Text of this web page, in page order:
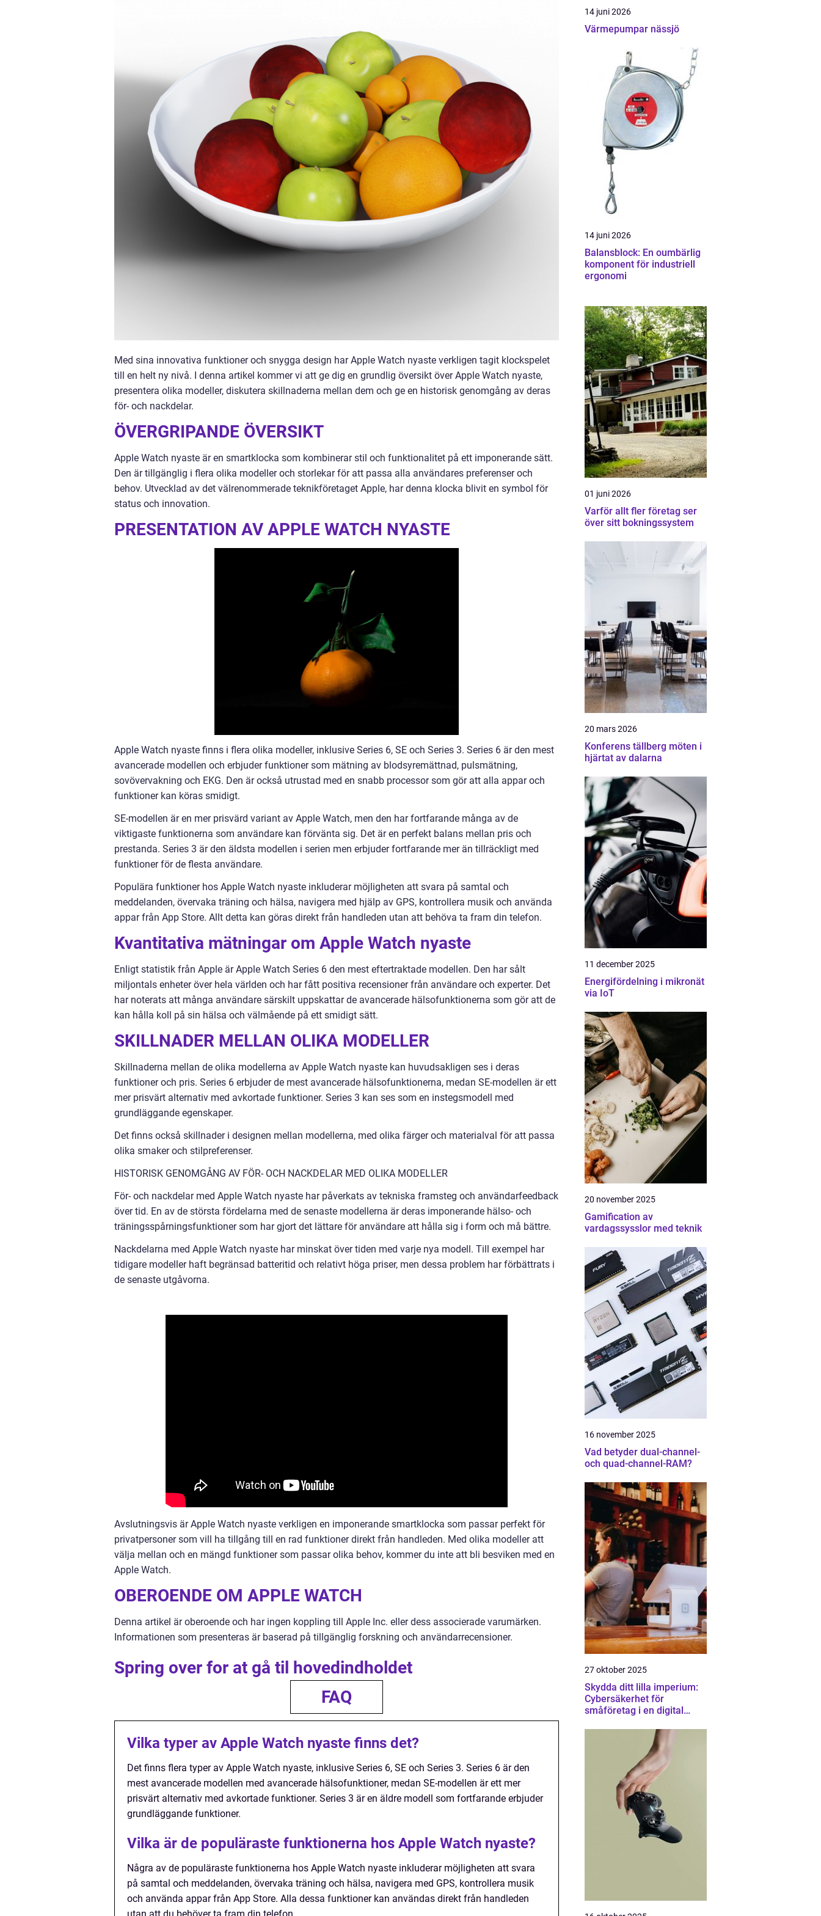
Med sina innovativa funktioner och snygga design har Apple Watch nyaste verkligen tagit klockspelet
till en helt ny nivå. I denna artikel kommer vi att ge dig en grundlig översikt över Apple Watch nyaste,
presentera olika modeller, diskutera skillnaderna mellan dem och ge en historisk genomgång av deras
för- och nackdelar.
ÖVERGRIPANDE ÖVERSIKT
Apple Watch nyaste är en smartklocka som kombinerar stil och funktionalitet på ett imponerande sätt.
Den är tillgänglig i flera olika modeller och storlekar för att passa alla användares preferenser och
behov. Utvecklad av det välrenommerade teknikföretaget Apple, har denna klocka blivit en symbol för
status och innovation.
PRESENTATION AV APPLE WATCH NYASTE
Apple Watch nyaste finns i flera olika modeller, inklusive Series 6, SE och Series 3. Series 6 är den mest
avancerade modellen och erbjuder funktioner som mätning av blodsyremättnad, pulsmätning,
sovövervakning och EKG. Den är också utrustad med en snabb processor som gör att alla appar och
funktioner kan köras smidigt.
SE-modellen är en mer prisvärd variant av Apple Watch, men den har fortfarande många av de
viktigaste funktionerna som användare kan förvänta sig. Det är en perfekt balans mellan pris och
prestanda. Series 3 är den äldsta modellen i serien men erbjuder fortfarande mer än tillräckligt med
funktioner för de flesta användare.
Populära funktioner hos Apple Watch nyaste inkluderar möjligheten att svara på samtal och
meddelanden, övervaka träning och hälsa, navigera med hjälp av GPS, kontrollera musik och använda
appar från App Store. Allt detta kan göras direkt från handleden utan att behöva ta fram din telefon.
Kvantitativa mätningar om Apple Watch nyaste
Enligt statistik från Apple är Apple Watch Series 6 den mest eftertraktade modellen. Den har sålt
miljontals enheter över hela världen och har fått positiva recensioner från användare och experter. Det
har noterats att många användare särskilt uppskattar de avancerade hälsofunktionerna som gör att de
kan hålla koll på sin hälsa och välmående på ett smidigt sätt.
SKILLNADER MELLAN OLIKA MODELLER
Skillnaderna mellan de olika modellerna av Apple Watch nyaste kan huvudsakligen ses i deras
funktioner och pris. Series 6 erbjuder de mest avancerade hälsofunktionerna, medan SE-modellen är ett
mer prisvärt alternativ med avkortade funktioner. Series 3 kan ses som en instegsmodell med
grundläggande egenskaper.
Det finns också skillnader i designen mellan modellerna, med olika färger och materialval för att passa
olika smaker och stilpreferenser.
HISTORISK GENOMGÅNG AV FÖR- OCH NACKDELAR MED OLIKA MODELLER
För- och nackdelar med Apple Watch nyaste har påverkats av tekniska framsteg och användarfeedback
över tid. En av de största fördelarna med de senaste modellerna är deras imponerande hälso- och
träningsspårningsfunktioner som har gjort det lättare för användare att hålla sig i form och må bättre.
Nackdelarna med Apple Watch nyaste har minskat över tiden med varje nya modell. Till exempel har
tidigare modeller haft begränsad batteritid och relativt höga priser, men dessa problem har förbättrats i
de senaste utgåvorna.
Avslutningsvis är Apple Watch nyaste verkligen en imponerande smartklocka som passar perfekt för
privatpersoner som vill ha tillgång till en rad funktioner direkt från handleden. Med olika modeller att
välja mellan och en mängd funktioner som passar olika behov, kommer du inte att bli besviken med en
Apple Watch.
OBEROENDE OM APPLE WATCH
Denna artikel är oberoende och har ingen koppling till Apple Inc. eller dess associerade varumärken.
Informationen som presenteras är baserad på tillgänglig forskning och användarrecensioner.
Spring over for at gå til hovedindholdet
FAQ
Vilka typer av Apple Watch nyaste finns det?
Det finns flera typer av Apple Watch nyaste, inklusive Series 6, SE och Series 3. Series 6 är den
mest avancerade modellen med avancerade hälsofunktioner, medan SE-modellen är ett mer
prisvärt alternativ med avkortade funktioner. Series 3 är en äldre modell som fortfarande erbjuder
grundläggande funktioner.
Vilka är de populäraste funktionerna hos Apple Watch nyaste?
Några av de populäraste funktionerna hos Apple Watch nyaste inkluderar möjligheten att svara
på samtal och meddelanden, övervaka träning och hälsa, navigera med GPS, kontrollera musik
och använda appar från App Store. Alla dessa funktioner kan användas direkt från handleden
14 juni 2026
Värmepumpar nässjö
14 juni 2026
Balansblock: En oumbärlig
komponent för industriell
ergonomi
01 juni 2026
Varför allt fler företag ser
över sitt bokningssystem
20 mars 2026
Konferens tällberg möten i
hjärtat av dalarna
11 december 2025
Energifördelning i mikronät
via IoT
20 november 2025
Gamification av
vardagssysslor med teknik
16 november 2025
Vad betyder dual-channel-
och quad-channel-RAM?
27 oktober 2025
Skydda ditt lilla imperium:
Cybersäkerhet för
småföretag i en digital